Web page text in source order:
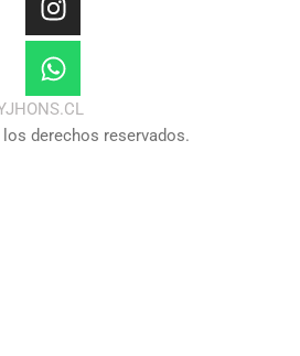
derechos reservados.